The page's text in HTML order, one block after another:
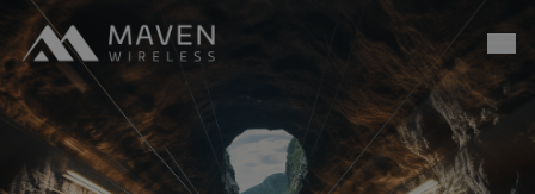
Go to content
Maven Wireless